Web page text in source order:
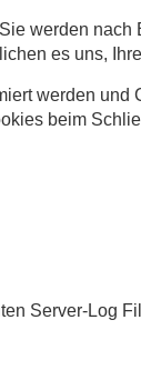
werden
es uns,
werden
beim
Server-Log